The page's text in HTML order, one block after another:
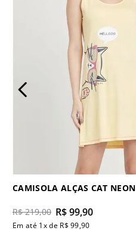
CAMISOLA ALÇAS CAT NEON
R$ 219,00 R$99,90
Em até 1x de R$ 99,90